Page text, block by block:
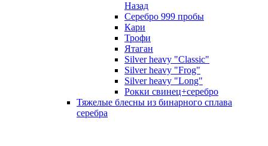
Назад
Серебро 999 пробы
Кари
Трофи
Ятаган
Silver heavy "Classic"
Silver heavy "Frog"
Silver heavy "Long"
Рокки свинец+серебро
Тяжелые блесны из бинарного сплава
серебра